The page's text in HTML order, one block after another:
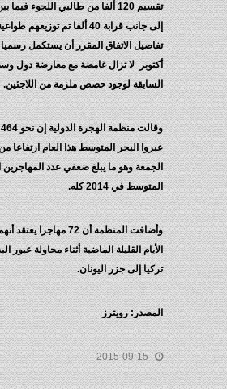
تقسيم 120 ألفا من طالبي اللجوء
إلى جانب قرابة 40 ألفا تم
تفاصيل الاتفاق المقرر أن يستكمل
أكتوبر لا تزال غامضة مع معارضة دول
السابقة لوجود حصص ملزمة من اللاجئين.
الجمعة وهو ما يبلغ ضعفي عدد المهاجرين
المتوسط في 2014 كله.
وأضافت المنظمة أن 72
الأيام القليلة الماضية أثناء محاولة
تركيا إلى جزر اليونان.
المصدر: رويترز
2015-09-15